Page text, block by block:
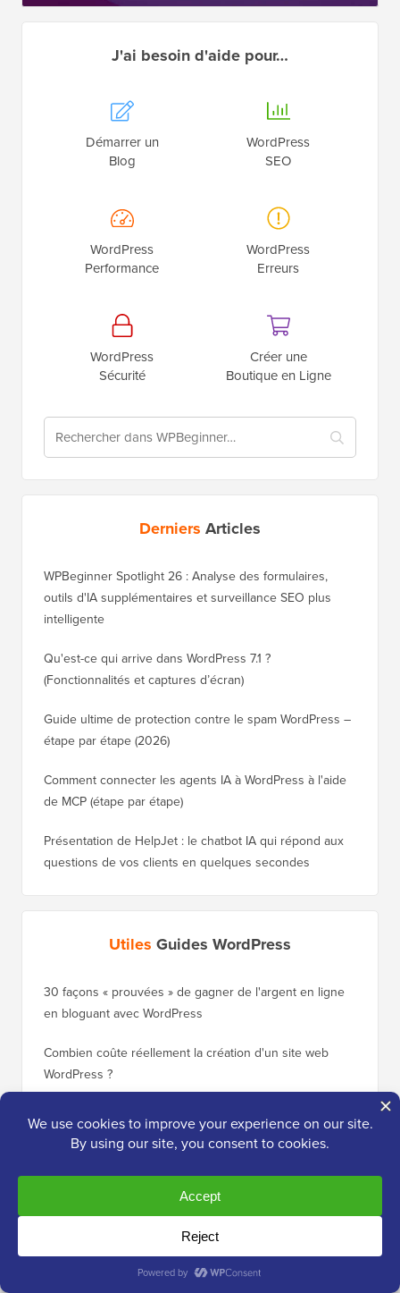
J'ai besoin d'aide pour…
Démarrer un
Blog
WordPress
SEO
WordPress
Performance
WordPress
Erreurs
WordPress
Sécurité
Créer une
Boutique en Ligne
Derniers Articles
WPBeginner Spotlight 26 : Analyse des formulaires,
outils d'IA supplémentaires et surveillance SEO plus
intelligente
Qu'est-ce qui arrive dans WordPress 7.1 ?
(Fonctionnalités et captures d’écran)
Guide ultime de protection contre le spam WordPress –
étape par étape (2026)
Comment connecter les agents IA à WordPress à l'aide
de MCP (étape par étape)
Présentation de HelpJet : le chatbot IA qui répond aux
questions de vos clients en quelques secondes
Utiles Guides WordPress
30 façons « prouvées » de gagner de l'argent en ligne
en bloguant avec WordPress
Combien coûte réellement la création d'un site web
WordPress ?
Enregistrement gratuit : Atelier WordPress pour
débutants
Quel est le meilleur plugin de popup WordPress ?
Comparaison des 5 meilleurs plugins e-commerce
WordPress